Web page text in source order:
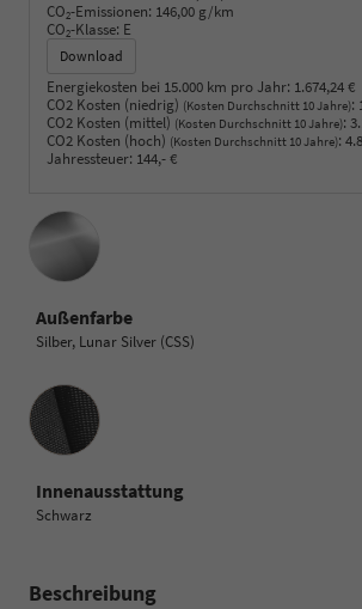
CO2-Emissionen: 146,00 g/km
CO2-Klasse: E
Download
Energiekosten bei 15.000 km pro Jahr: 1.674,24 €
CO2 Kosten (niedrig) (Kosten Durchschnitt 10 Jahre):
CO2 Kosten (mittel) (Kosten Durchschnitt 10 Jahre):
CO2 Kosten (hoch) (Kosten Durchschnitt 10 Jahre):
Jahressteuer: 144,- €
Außenfarbe
Silber, Lunar Silver (CSS)
Innenausstattung
Innenausstattung
Schwarz
Beschreibung